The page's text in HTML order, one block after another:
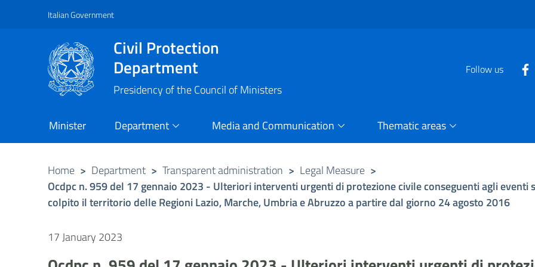
Vai al contenuto principale
Raggiungi il piè di pagina
Italian Government
Civil Protection
Department
Presidency of the Council of Ministers
Follow us
Minister Department Media and Communication Thematic areas
Home > Department > Transparent administration > Legal Measure >
Ocdpc n. 959 del 17 gennaio 2023 - Ulteriori interventi urgenti di protezione civile conseguenti agli eventi
colpito il territorio delle Regioni Lazio, Marche, Umbria e Abruzzo a partire dal giorno 24 agosto 2016
17 January 2023